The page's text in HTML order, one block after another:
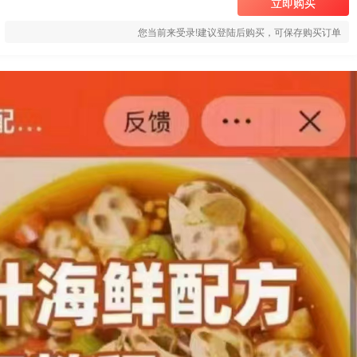
您当前来受录!建议登陆后购买，可保存购买订单